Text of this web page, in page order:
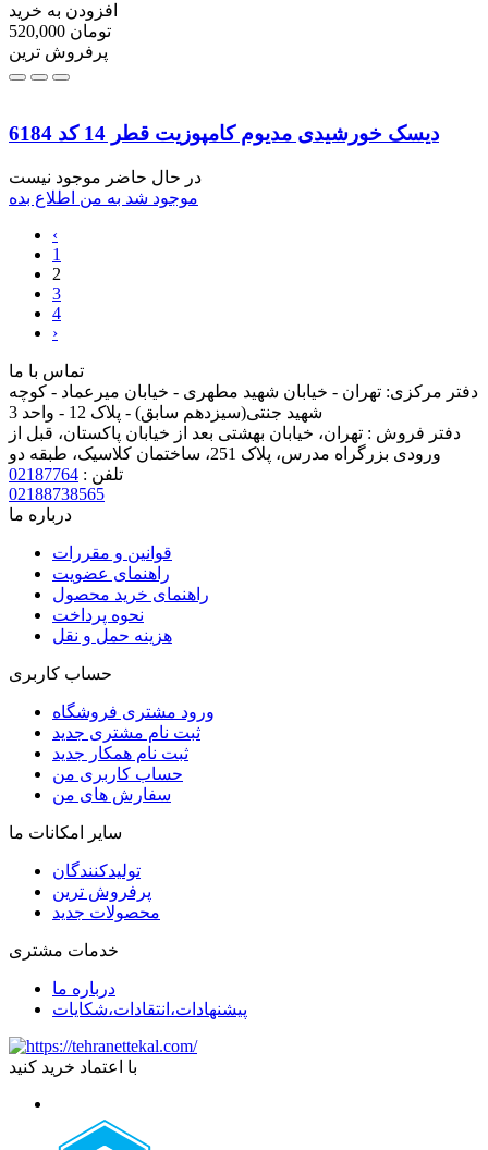
افزودن به خرید
520,000 تومان
پرفروش ترین
دیسک خورشیدی مدیوم کامپوزیت قطر 14 کد 6184
در حال حاضر موجود نیست
موجود شد به من اطلاع بده
‹
1
2
3
4
›
تماس با ما
دفتر مرکزی: تهران - خیابان شهید مطهری - خیابان میرعماد - کوچه
شهید جنتی(سیزدهم سابق) - پلاک 12 - واحد 3
دفتر فروش : تهران، خیابان بهشتی بعد از خیابان پاکستان، قبل از
ورودی بزرگراه مدرس، پلاک 251، ساختمان کلاسیک، طبقه دو
تلفن : 02187764
02188738565
درباره ما
قوانین و مقررات
راهنمای عضویت
راهنمای خرید محصول
نحوه پرداخت
هزینه حمل و نقل
حساب کاربری
ورود مشتری فروشگاه
ثبت نام مشتری جدید
ثبت نام همکار جدید
حساب کاربری من
سفارش های من
سایر امکانات ما
تولیدکنندگان
پرفروش ترین
محصولات جدید
خدمات مشتری
درباره ما
پیشنهادات،انتقادات،شکایات
با اعتماد خرید کنید